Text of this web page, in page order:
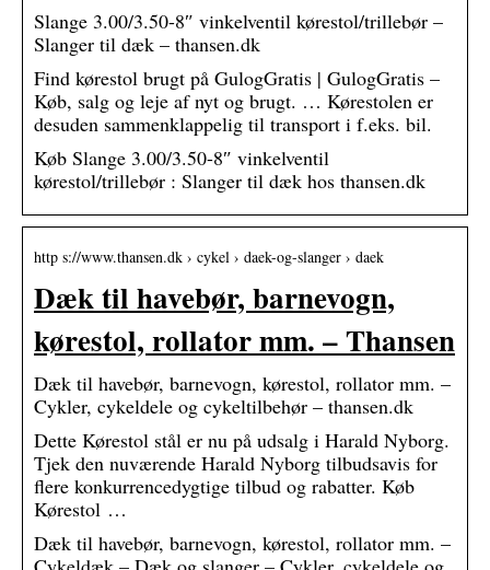
Slange 3.00/3.50-8″ vinkelventil kørestol/trillebør –
Slanger til dæk – thansen.dk
Find kørestol brugt på GulogGratis | GulogGratis –
Køb, salg og leje af nyt og brugt. … Kørestolen er
desuden sammenklappelig til transport i f.eks. bil.
Køb Slange 3.00/3.50-8″ vinkelventil
kørestol/trillebør : Slanger til dæk hos thansen.dk
http s://www.thansen.dk › cykel › daek-og-slanger › daek
Dæk til havebør, barnevogn,
kørestol, rollator mm. – Thansen
Dæk til havebør, barnevogn, kørestol, rollator mm. –
Cykler, cykeldele og cykeltilbehør – thansen.dk
Dette Kørestol stål er nu på udsalg i Harald Nyborg.
Tjek den nuværende Harald Nyborg tilbudsavis for
flere konkurrencedygtige tilbud og rabatter. Køb
Kørestol …
Dæk til havebør, barnevogn, kørestol, rollator mm. –